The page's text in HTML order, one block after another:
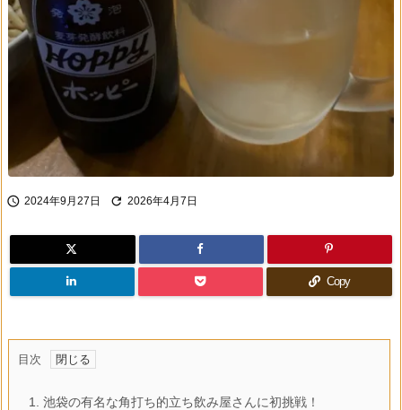
 2024年9月27日  2026年4月7日
Copy
目次
1.
池袋の有名な角打ち的立ち飲み屋さんに初挑戦！